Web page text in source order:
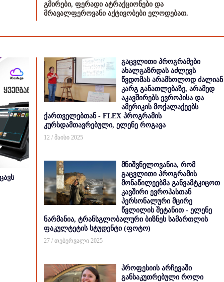
გმირები, ფერადი ატრაქციონები და
მრავალფეროვანი აქტივობები ელოდებათ.
გაცვლითი პროგრამები
ახალგაზრდას აძლევს
წვდომას არამხოლოდ ძალიან
კარგ განათლებაზე, არამედ
აკავშირებს ევროპისა და
ამერიკის მოქალაქეებს
ქართველებთან - FLEX პროგრამის
კურსდამთავრებული, ელენე როგავა
12 / მაისი 2025
მნიშვნელოვანია, რომ
გაცვლითი პროგრამის
მონაწილეებმა განვამტკიცოთ
კავშირი ევროპასთან
პერსონალური მცირე
წვლილის შეტანით - ელენე
ნარმანია, ტრანსგლობალური ბიზნეს სამართლის
ფაკულტეტის სტუდენტი (ფოტო)
27 / თებერვალი 2025
პროფესიის არჩევაში
განსაკუთრებული როლი